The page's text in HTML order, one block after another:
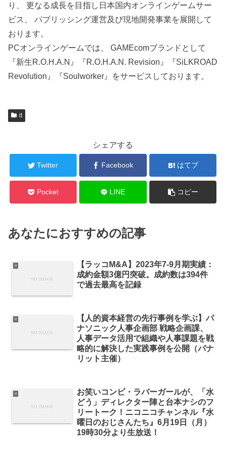
り、 更なる成長を目指し日本国内オンラインゲームサー
ビス、 パブリッシング運営及び現地開発事業を展開して
おります。
PCオンラインゲームでは、 GAMEcomブランドとして
『新生R.O.H.A.N』『R.O.H.A.N. Revision』『SiLKROAD
Revolution』『Soulworker』をサービスしております。
it
シェアする
Twitter Facebook はてブ
Pocket LINE コピー
あなたにおすすめの記事
it
【ラッコM&A】2023年7-9月期実績：
成約金額3億円突破。成約数は394件
で過去最高を記録
it
【人的資本経営の先行事例を学ぶ】パ
ナソニック人事企画部 戦略企画課、
人事データ活用で組織や人事課題を戦
略的に解決した実践事例を公開（パナ
リット主催）
it
お笑いコンビ・ラバーガールが、「水
どう」ディレクター陣と台本ナシのフ
リートーク！ニコニコチャンネル『水
曜日のおじさんたち』6月19日（月）
19時30分より生放送！